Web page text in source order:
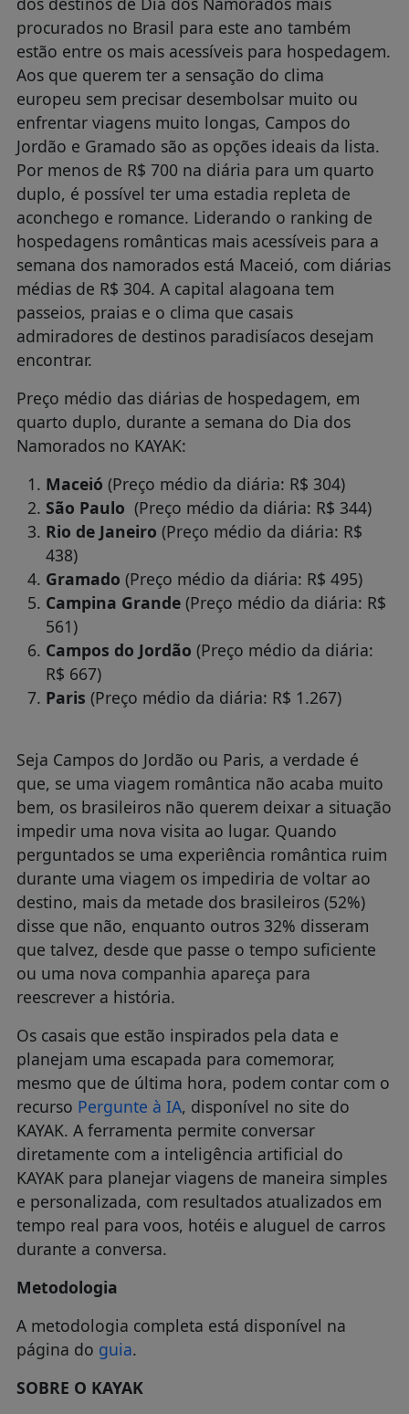
procurados no Brasil para este ano também
estão entre os mais acessíveis para hospedagem.
Aos que querem ter a sensação do clima
europeu sem precisar desembolsar muito ou
enfrentar viagens muito longas, Campos do
Jordão e Gramado são as opções ideais da lista.
Por menos de R$ 700 na diária para um quarto
duplo, é possível ter uma estadia repleta de
aconchego e romance. Liderando o ranking de
hospedagens românticas mais acessíveis para a
semana dos namorados está Maceió, com diárias
médias de R$ 304. A capital alagoana tem
passeios, praias e o clima que casais
admiradores de destinos paradisíacos desejam
encontrar.
Preço médio das diárias de hospedagem, em
quarto duplo, durante a semana do Dia dos
Namorados no KAYAK:
Maceió (Preço médio da diária: R$ 304)
São Paulo (Preço médio da diária: R$ 344)
Rio de Janeiro (Preço médio da diária: R$
438)
Gramado (Preço médio da diária: R$ 495)
Campina Grande (Preço médio da diária: R$
561)
Campos do Jordão (Preço médio da diária:
R$ 667)
Paris (Preço médio da diária: R$ 1.267)
Seja Campos do Jordão ou Paris, a verdade é
que, se uma viagem romântica não acaba muito
bem, os brasileiros não querem deixar a situação
impedir uma nova visita ao lugar. Quando
perguntados se uma experiência romântica ruim
durante uma viagem os impediria de voltar ao
destino, mais da metade dos brasileiros (52%)
disse que não, enquanto outros 32% disseram
que talvez, desde que passe o tempo suficiente
ou uma nova companhia apareça para
reescrever a história.
Os casais que estão inspirados pela data e
planejam uma escapada para comemorar,
mesmo que de última hora, podem contar com o
recurso Pergunte à IA, disponível no site do
KAYAK. A ferramenta permite conversar
diretamente com a inteligência artificial do
KAYAK para planejar viagens de maneira simples
e personalizada, com resultados atualizados em
tempo real para voos, hotéis e aluguel de carros
durante a conversa.
Metodologia
A metodologia completa está disponível na
página do guia.
SOBRE O KAYAK